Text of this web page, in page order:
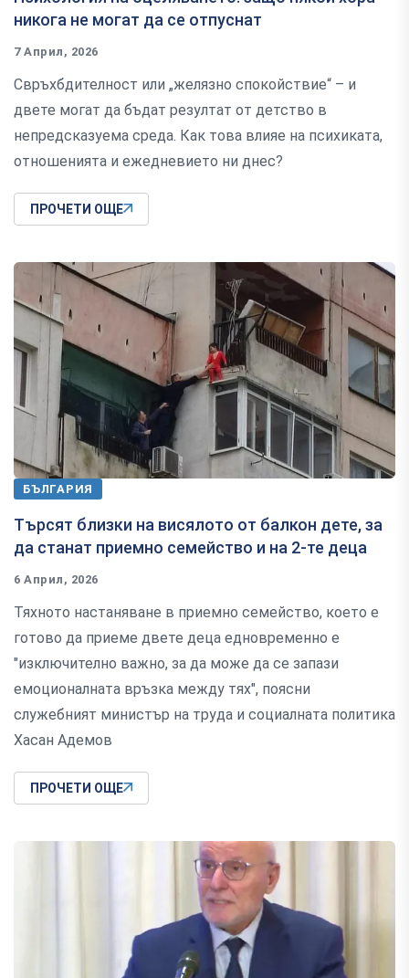
никога не могат да се отпуснат
7 Април, 2026
Свръхбдителност или „желязно спокойствие“ – и
двете могат да бъдат резултат от детство в
непредсказуема среда. Как това влияе на психиката,
отношенията и ежедневието ни днес?
ПРОЧЕТИ ОЩЕ
БЪЛГАРИЯ
Търсят близки на висялото от балкон дете, за
да станат приемно семейство и на 2-те деца
6 Април, 2026
Тяхното настаняване в приемно семейство, което е
готово да приеме двете деца едновременно е
"изключително важно, за да може да се запази
емоционалната връзка между тях", поясни
служебният министър на труда и социалната политика
Хасан Адемов
ПРОЧЕТИ ОЩЕ